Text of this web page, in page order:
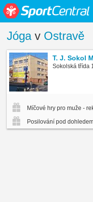
Jóga v Ostravě
T. J. Sokol
Sokolská třída
Míčové hry pro muže -
Posilování pod